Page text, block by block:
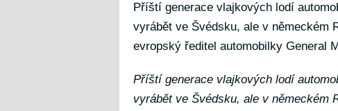
Příští generace vlajkových lodí
vyrábět ve Švédsku, ale v německém
evropský ředitel automobilky General
Příští generace vlajkových lodí
vyrábět ve Švédsku, ale v německém